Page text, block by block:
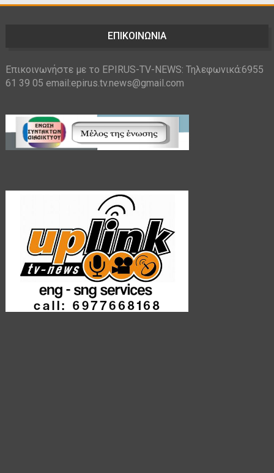
ΕΠΙΚΟΙΝΩΝΙΑ
Επικοινωνήστε με το EPIRUS-TV-NEWS: Τηλεφωνικά:6955
61 39 05 email:epirus.tv.news@gmail.com